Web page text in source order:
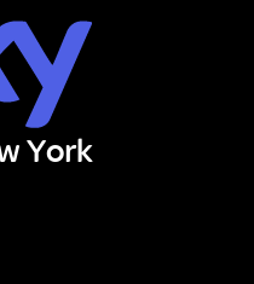
York